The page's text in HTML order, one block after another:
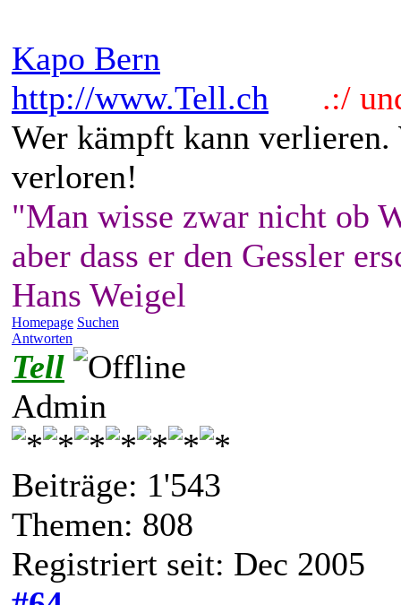
Kapo Bern
http://www.Tell.ch
.:/
Wer kämpft kann
verloren!
"Man wisse zwar nicht ob
aber dass er den Gessler
Hans Weigel
Homepage Suchen
Antworten
Tell
Admin
Beiträge: 1'543
Themen: 808
Registriert seit: Dec 2005